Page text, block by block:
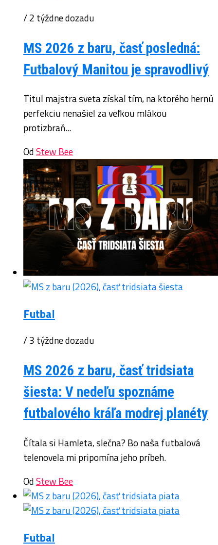
/ 2 týždne dozadu
MS 2026 z baru, časť posledná:
Futbalový Manitou je spravodlivý
Titul majstra sveta získal tím, na ktorého hernú
perfekciu nenašiel za veľkou mlákou
protizbraň...
OdStew Bee
Futbal
/ 3 týždne dozadu
MS 2026 z baru, časť tridsiata
šiesta: V nedeľu spoznáme
futbalového kráľa modrej planéty
Čítala si Hamleta, slečna? Bo naša futbalová
telenovela mi pripomína jeho príbeh.
OdStew Bee
Futbal